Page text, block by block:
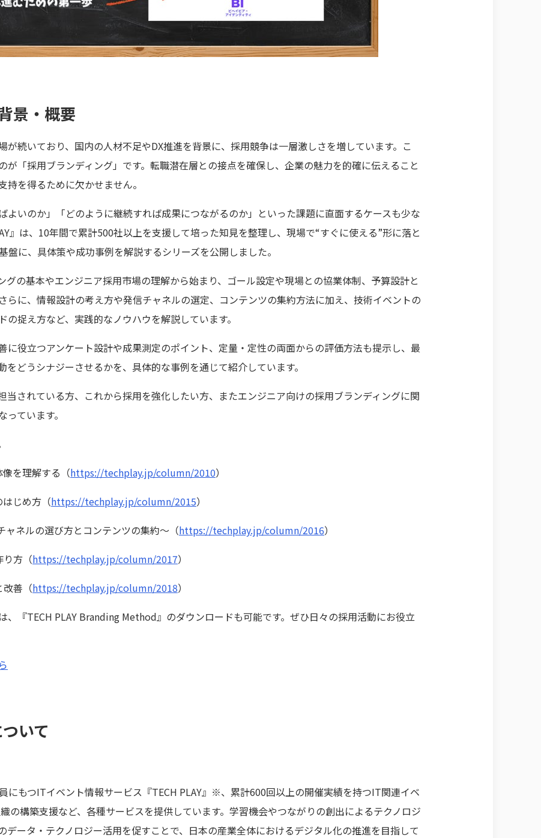
景・概要
が続いており、国内の人材不足やDX推進を背景に、採用競争は一層激しさを増しています。こ
が「採用ブランディング」です。転職潜在層との接点を確保し、企業の魅力を的確に伝えること
を得るために欠かせません。
よいのか」「どのように継続すれば成果につながるのか」といった課題に直面するケースも少な
』は、10年間で累計500社以上を支援して培った知見を整理し、現場で“すぐに使える”形に落と
に、具体策や成功事例を解説するシリーズを公開しました。
グの基本やエンジニア採用市場の理解から始まり、ゴール設定や現場との協業体制、予算設計と
らに、情報設計の考え方や発信チャネルの選定、コンテンツの集約方法に加え、技術イベントの
捉え方など、実践的なノウハウを解説しています。
に役立つアンケート設計や成果測定のポイント、定量・定性の両面からの評価方法も提示し、最
どうシナジーさせるかを、具体的な事例を通じて紹介しています。
当されている方、これから採用を強化したい方、またエンジニア向けの採用ブランディングに関
ています。
を理解する（https://techplay.jp/column/2010）
じめ方（https://techplay.jp/column/2015）
ネルの選び方とコンテンツの集約～（https://techplay.jp/column/2016）
り方（https://techplay.jp/column/2017）
改善（https://techplay.jp/column/2018）
、『TECH PLAY Branding Method』のダウンロードも可能です。ぜひ日々の採用活動にお役立
いて
にもつITイベント情報サービス『TECH PLAY』※、累計600回以上の開催実績を持つIT関連イベ
の構築支援など、各種サービスを提供しています。学習機会やつながりの創出によるテクノロジ
データ・テクノロジー活用を促すことで、日本の産業全体におけるデジタル化の推進を目指して